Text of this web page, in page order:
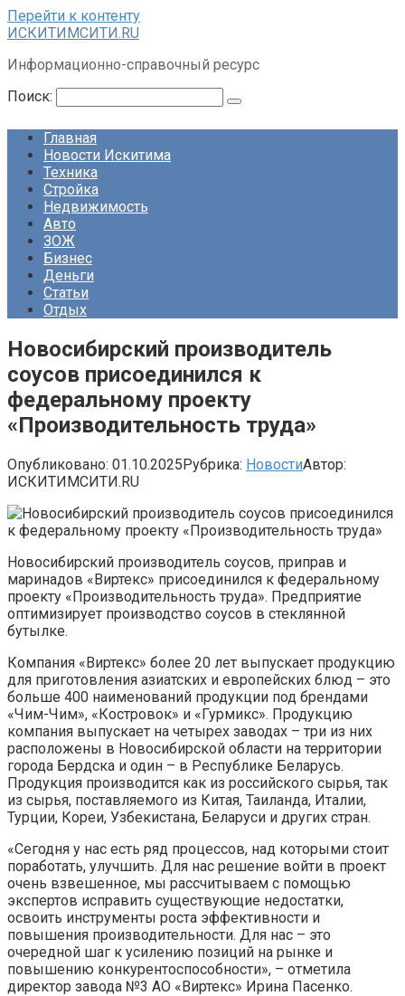
Перейти к контенту
ИСКИТИМСИТИ.RU
Информационно-справочный ресурс
Поиск:
Главная
Новости Искитима
Техника
Стройка
Недвижимость
Авто
ЗОЖ
Бизнес
Деньги
Статьи
Отдых
Новосибирский производитель
соусов присоединился к
федеральному проекту
«Производительность труда»
Опубликовано: 01.10.2025Рубрика: НовостиАвтор:
ИСКИТИМСИТИ.RU
Новосибирский производитель соусов, приправ и
маринадов «Виртекс» присоединился к федеральному
проекту «Производительность труда». Предприятие
оптимизирует производство соусов в стеклянной
бутылке.
Компания «Виртекс» более 20 лет выпускает продукцию
для приготовления азиатских и европейских блюд – это
больше 400 наименований продукции под брендами
«Чим-Чим», «Костровок» и «Гурмикс». Продукцию
компания выпускает на четырех заводах – три из них
расположены в Новосибирской области на территории
города Бердска и один – в Республике Беларусь.
Продукция производится как из российского сырья, так
из сырья, поставляемого из Китая, Таиланда, Италии,
Турции, Кореи, Узбекистана, Беларуси и других стран.
«Сегодня у нас есть ряд процессов, над которыми стоит
поработать, улучшить. Для нас решение войти в проект
очень взвешенное, мы рассчитываем с помощью
экспертов исправить существующие недостатки,
освоить инструменты роста эффективности и
повышения производительности. Для нас – это
очередной шаг к усилению позиций на рынке и
повышению конкурентоспособности», – отметила
директор завода №3 АО «Виртекс» Ирина Пасенко.